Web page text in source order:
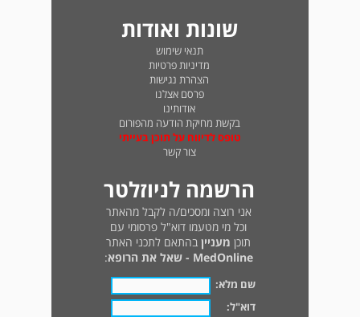
שונות ואודות
תנאי שימוש
מדיניות פרטיות
הצהרת נגישות
פרסם אצלנו
אודותינו
בקשת מחיקת הודעה מהפורום
טופס לדיווח על תוכן בעייתי
צור קשר
הרשמה לניוזלטר
אני רוצה ומסכים/ה לקבל מהאתר
וכל מי מטעמו דוא"ל פרסומי עם
תוכן מעניין בהתאם לתכני האתר
MedOnline - שאל את הרופא
:
שם מלא:
דוא"ל: